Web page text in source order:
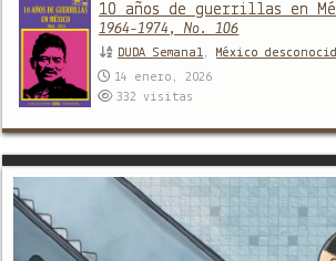
10 años de guerrillas en
1964-1974, No. 106
DUDA Semanal, México
14 enero, 2026
332visitas